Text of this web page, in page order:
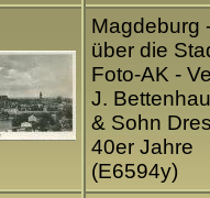
Magdeburg
über die
Foto-AK -
J.
& Sohn
40er Jahre
(E6594y)